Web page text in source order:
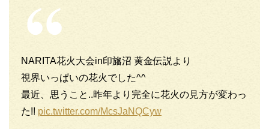
NARITA花火大会in印旛沼 黄金伝説より
視界いっぱいの花火でした^^
最近、思うこと..昨年より完全に花火の見方が変わっ
た!! pic.twitter.com/McsJaNQCyw